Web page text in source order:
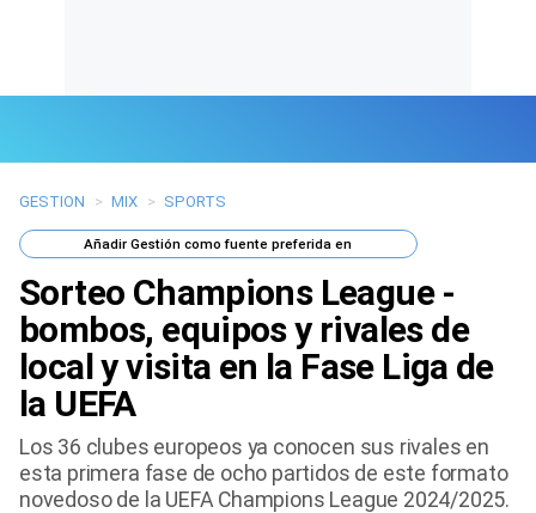
Últimas Noticias
Mi Bolsillo
Respuestas
Gente
Tendencias Mix
GESTION > MIX > SPORTS
AñadirGestión como fuente preferida en
Sorteo Champions League -
bombos, equipos y rivales de
local y visita en la Fase Liga de
la UEFA
Los 36 clubes europeos ya conocen sus rivales en
esta primera fase de ocho partidos de este formato
novedoso de la UEFA Champions League 2024/2025.